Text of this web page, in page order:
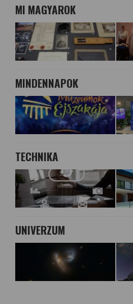
MI MAGYAROK
MINDENNAPOK
TECHNIKA
UNIVERZUM